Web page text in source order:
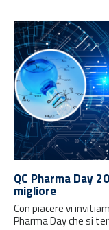
QC Pharma Day
migliore
Con piacere vi
Pharma Day che si